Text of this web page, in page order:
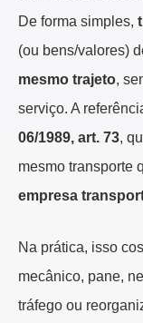
De forma simples,
(ou bens/valores)
mesmo trajeto,
serviço. A
06/1989, art. 73,
mesmo transporte
empresa
Na prática, isso
mecânico, pane,
tráfego ou